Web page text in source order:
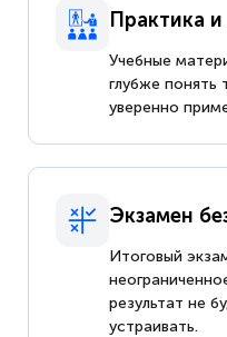
Практика
Учебные
глубже понять
уверенно
Экзамен
Итоговый
результат не
устраивать.